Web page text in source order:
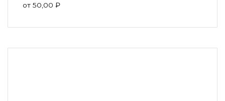
от 50,00 ₽